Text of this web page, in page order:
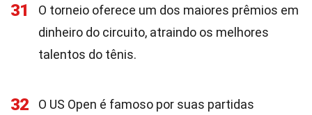
31
O torneio oferece um dos maiores prêmios em
dinheiro do circuito, atraindo os melhores
talentos do tênis.
32
O US Open é famoso por suas partidas